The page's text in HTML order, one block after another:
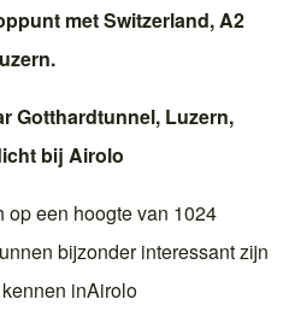
metSwitzerland, A2
.
Gotthardtunnel, Luzern,
bij Airolo
op een hoogte van 1024
bijzonder interessant zijn
inAirolo